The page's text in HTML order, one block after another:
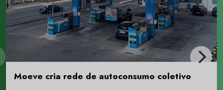
Moeve cria rede de autoconsumo coletivo